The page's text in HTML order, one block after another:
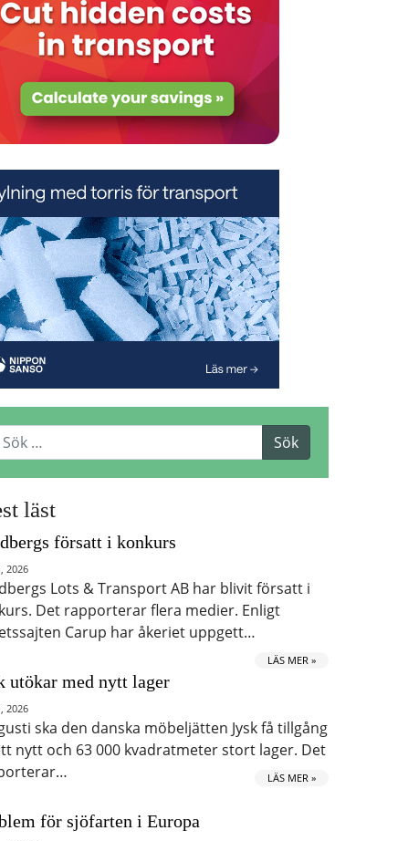
läst
försatt i konkurs
2026
Lots & Transport AB har blivit försatt i
Det rapporterar flera medier. Enligt
Carup har åkeriet uppgett…
LÄS MER »
utökar med nytt lager
2026
ska den danska möbeljätten Jysk få tillgång
nytt och 63 000 kvadratmeter stort lager. Det
LÄS MER »
för sjöfarten i Europa